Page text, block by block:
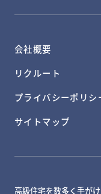
会社概要
リクルート
プライバシーポリシ
サイトマップ
高級住宅を数多く手が